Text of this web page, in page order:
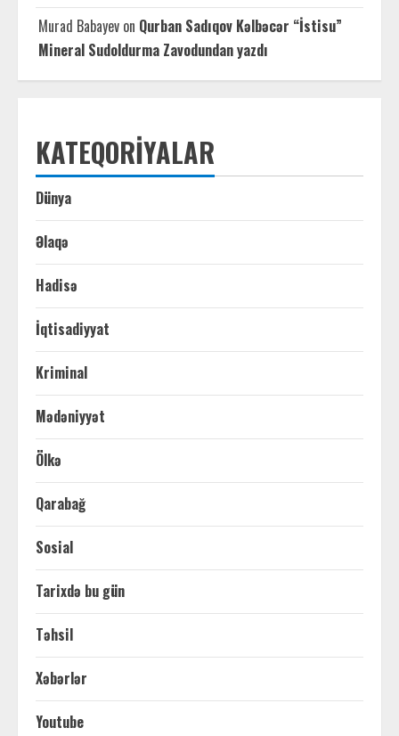
Murad Babayev on Qurban Sadıqov Kəlbəcər “İstisu”
Mineral Sudoldurma Zavodundan yazdı
KATEQORIYALAR
Dünya
Əlaqə
Hadisə
İqtisadiyyat
Kriminal
Mədəniyyət
Ölkə
Qarabağ
Sosial
Tarixdə bu gün
Təhsil
Xəbərlər
Youtube